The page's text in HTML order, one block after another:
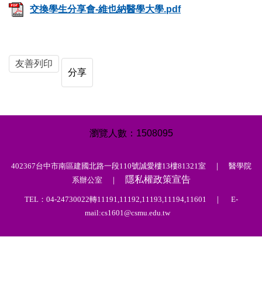
交換學生分享會-維也納醫學大學.pdf
友善列印
分享
1508095
402367台中市南區建國北路一段110號誠愛樓13樓81321室 ｜ 醫學院
系辦公室 ｜
隱私權政策宣告
TEL：04-24730022轉11191,11192,11193,11194,11601 ｜ E-
mail:cs1601@csmu.edu.tw